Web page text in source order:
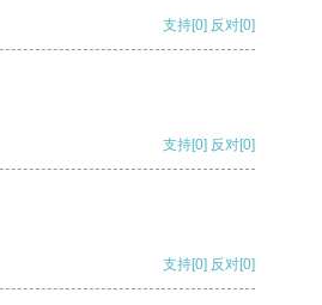
支持[0] 反对[0]
支持[0] 反对[0]
支持[0] 反对[0]